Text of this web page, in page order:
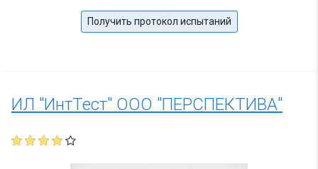
Получить протокол испытаний
ИЛ "ИнтТест" ООО "ПЕРСПЕКТИВА"